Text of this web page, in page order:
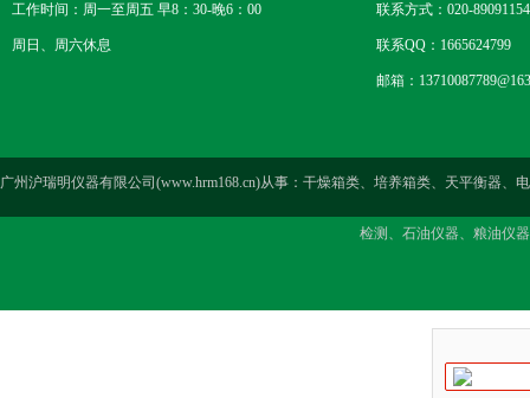
工作时间：周一至周五 早8：30-晚6：00
周日、周六休息
联系方式：020-89091154
联系QQ：1665624799
邮箱：
广州沪瑞明仪器有限公司(www.hrm168.cn)从事：干燥箱类、培养箱类、天平衡器
检测、石油仪器、粮油仪